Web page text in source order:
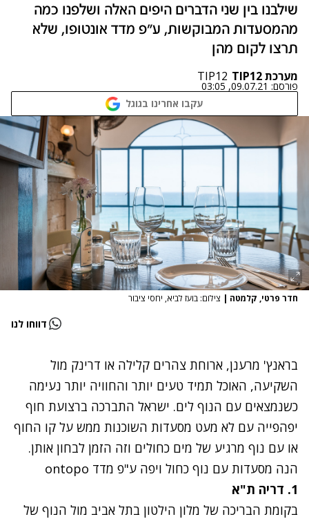
שילבנו בין שני הדברים היפים האלה ושלפנו כמה
מהמסעדות המבוקשות, ע"פ מדד אונטופו, שלא
תרצו לקום מהן
מערכת TIP12 TIP12
פורסם: 09.07.21, 03:05
עקבו אחרינו בגוגל
חדר פרטי, קלמטה | צילום: בועז לביא, יחסי ציבור
דווחו לנו
בראנץ' מרענן, ארוחת צהרים קלילה או דרינק מול
השקיעה, האוכל תמיד טעים יותר והחוויה יותר נעימה
כשנמצאים עם הנוף לים. ישראל התברכה ברצועת חוף
יפהפייה עם לא מעט מסעדות השוכנות ממש על קו החוף
או עם נוף מרגיע של מים כחולים וזה הזמן לבחון אותן.
הנה מסעדות עם נוף כחול ויפה ע"פ מדד ontopo
1. דריה ת"א
בקומת הבריכה של מלון הילטון בתל אביב מול הנוף של